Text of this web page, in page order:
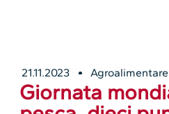
21.11.2023
Giornata